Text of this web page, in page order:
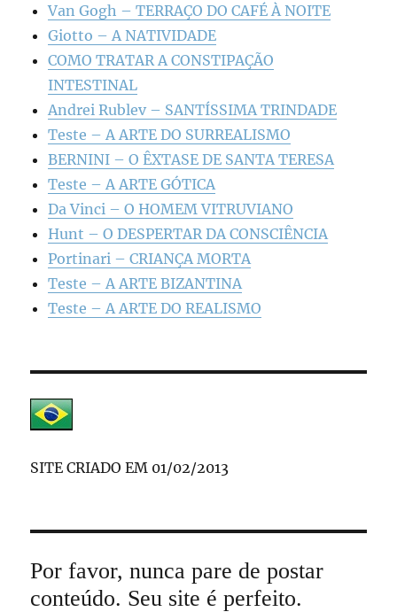
Van Gogh – TERRAÇO DO CAFÉ À NOITE
Giotto – A NATIVIDADE
COMO TRATAR A CONSTIPAÇÃO
INTESTINAL
Andrei Rublev – SANTÍSSIMA TRINDADE
Teste – A ARTE DO SURREALISMO
BERNINI – O ÊXTASE DE SANTA TERESA
Teste – A ARTE GÓTICA
Da Vinci – O HOMEM VITRUVIANO
Hunt – O DESPERTAR DA CONSCIÊNCIA
Portinari – CRIANÇA MORTA
Teste – A ARTE BIZANTINA
Teste – A ARTE DO REALISMO
SITE CRIADO EM 01/02/2013
Por favor, nunca pare de postar
conteúdo. Seu site é perfeito.